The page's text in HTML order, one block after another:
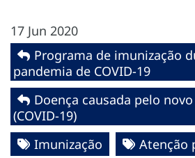
17 Jun 2020
Programa de imunização
pandemia de COVID-19
Doença causada pelo
(COVID-19)
Imunização
Atenção